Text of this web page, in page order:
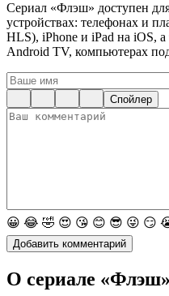
Сериал «Флэш» доступен
устройствах: телефонах и
HLS), iPhone и iPad на iOS, а
Android TV, компьютерах
Спойлер
😀 😂 🤣 😍 😘 😊 😎 😜 😏
О сериале «Флэш»